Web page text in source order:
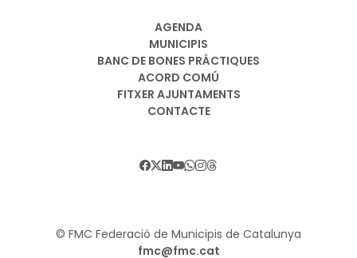
AGENDA
MUNICIPIS
BANC DE BONES PRÀCTIQUES
ACORD COMÚ
FITXER AJUNTAMENTS
CONTACTE
© FMC Federació de Municipis de Catalunya
fmc@fmc.cat